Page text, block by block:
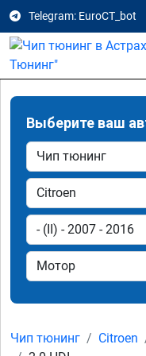
Telegram: EuroCT_bot
Выберите ваш
Чип тюнинг Citroen